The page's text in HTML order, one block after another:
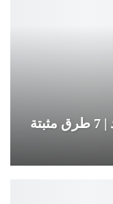
فوائد زيت لبان الذكر للتجاعيد | 7 طرق مثبتة